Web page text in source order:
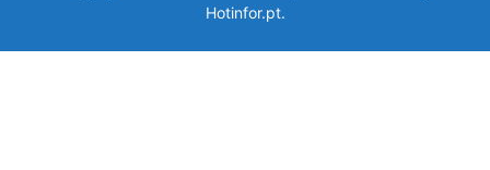
Hotinfor.pt.